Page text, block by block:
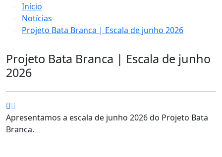
Início
Notícias
Projeto Bata Branca | Escala de junho 2026
Projeto Bata Branca | Escala de junho
2026
Apresentamos a escala de junho 2026 do Projeto Bata
Branca.